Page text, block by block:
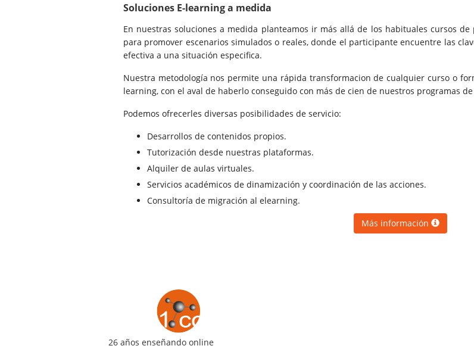
Soluciones E-learning a medida
En nuestras soluciones a medida planteamos ir más allá de los habituales cursos
para promover escenarios simulados o reales, donde el participante encuentre las
efectiva a una situación especifica.
Nuestra metodología nos permite una rápida transformacion de cualquier curso o
learning, con el aval de haberlo conseguido con más de cien de nuestros programas
Podemos ofrecerles diversas posibilidades de servicio:
Desarrollos de contenidos propios.
Tutorización desde nuestras plataformas.
Alquiler de aulas virtuales.
Servicios académicos de dinamización y coordinación de las acciones.
Consultoría de migración al elearning.
Más información
26 años enseñando online